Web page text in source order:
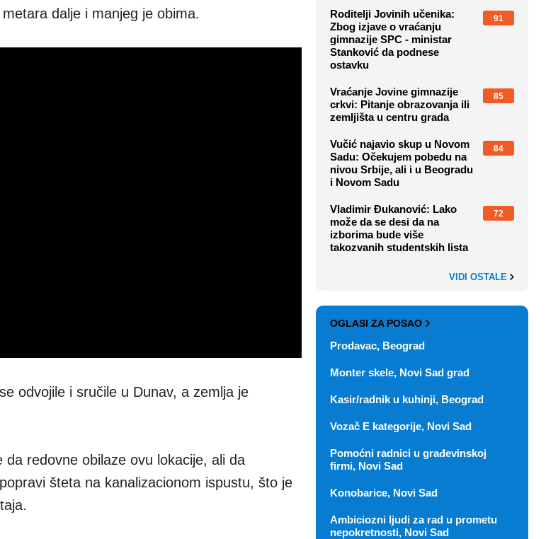
dalje i manjeg je obima.
odvojile i sručile u Dunav, a zemlja je
redovne obilaze ovu lokacije, ali da
šteta na kanalizacionom ispustu, što je
Roditelji Jovinih učenika:
Zbog izjave o vraćanju
gimnazije SPC - ministar
Stanković da podnese
ostavku
91
Vraćanje Jovine gimnazije
crkvi: Pitanje obrazovanja ili
zemljišta u centru grada
85
Vučić najavio skup u Novom
Sadu: Očekujem pobedu na
nivou Srbije, ali i u Beogradu
i Novom Sadu
84
Vladimir Đukanović: Lako
može da se desi da na
izborima bude više
takozvanih studentskih lista
72
VIDI OSTALE
OGLASI ZA POSAO
Prodavac, Beograd
Monter skele, Novi Sad grad
Kasir/radnik u kuhinji, Beograd
Vozač E kategorije, Novi Sad
Pomoćni radnici u građevinskoj
firmi, Novi Sad
Konobarice, Novi Sad
Ambiciozni ljudi za rad u prometu
nepokretnosti, Novi Sad